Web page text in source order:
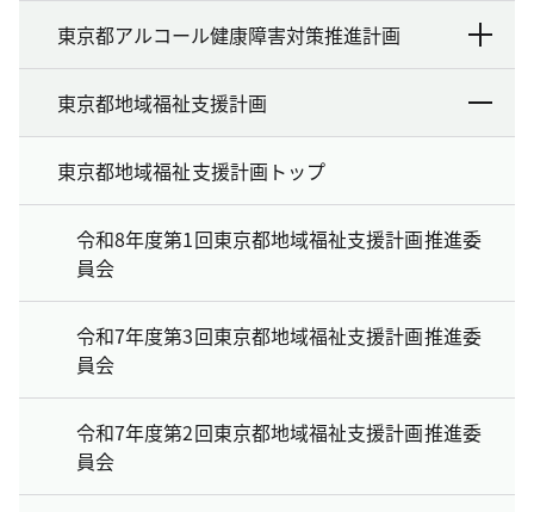
東京都アルコール健康障害対策推進計画
東京都地域福祉支援計画
東京都地域福祉支援計画トップ
令和8年度第1回東京都地域福祉支援計画推進委
員会
令和7年度第3回東京都地域福祉支援計画推進委
員会
令和7年度第2回東京都地域福祉支援計画推進委
員会